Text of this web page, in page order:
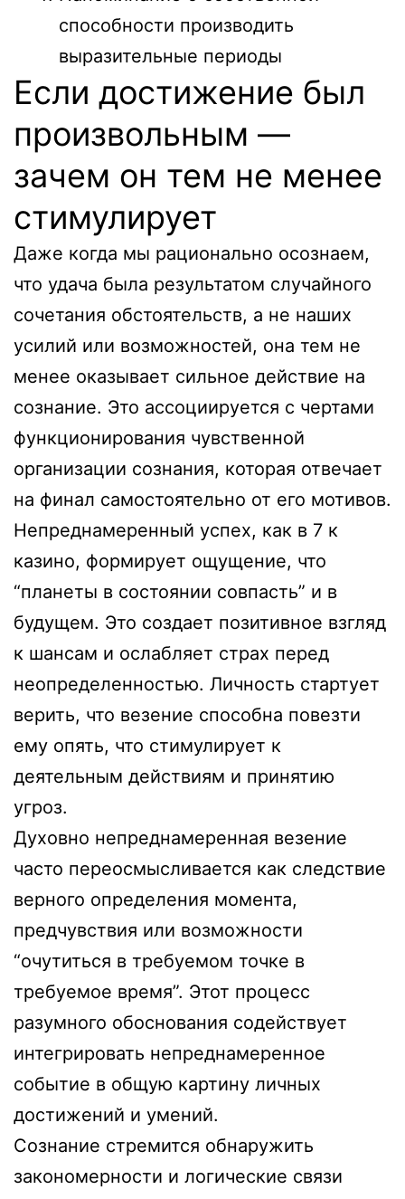
способности производить
выразительные периоды
Если достижение был
произвольным —
зачем он тем не менее
стимулирует
Даже когда мы рационально осознаем,
что удача была результатом случайного
сочетания обстоятельств, а не наших
усилий или возможностей, она тем не
менее оказывает сильное действие на
сознание. Это ассоциируется с чертами
функционирования чувственной
организации сознания, которая отвечает
на финал самостоятельно от его мотивов.
Непреднамеренный успех, как в 7 к
казино, формирует ощущение, что
“планеты в состоянии совпасть” и в
будущем. Это создает позитивное взгляд
к шансам и ослабляет страх перед
неопределенностью. Личность стартует
верить, что везение способна повезти
ему опять, что стимулирует к
деятельным действиям и принятию
угроз.
Духовно непреднамеренная везение
часто переосмысливается как следствие
верного определения момента,
предчувствия или возможности
“очутиться в требуемом точке в
требуемое время”. Этот процесс
разумного обоснования содействует
интегрировать непреднамеренное
событие в общую картину личных
достижений и умений.
Сознание стремится обнаружить
закономерности и логические связи